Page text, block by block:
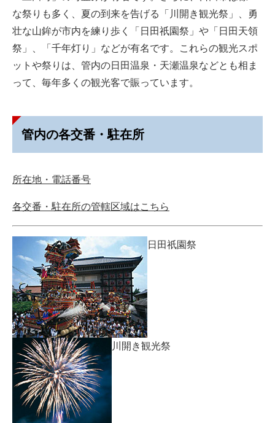
な祭りも多く、夏の到来を告げる「川開き観光祭」、勇
壮な山鉾が市内を練り歩く「日田祇園祭」や「日田天領
祭」、「千年灯り」などが有名です。これらの観光スポ
ットや祭りは、管内の日田温泉・天瀬温泉などとも相ま
って、毎年多くの観光客で賑っています。
管内の各交番・駐在所
所在地・電話番号
各交番・駐在所の管轄区域はこちら
日田祇園祭
川開き観光祭